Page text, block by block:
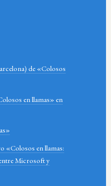
de «Colosos
en llamas» en
«Colosos en llamas:
Microsoft y